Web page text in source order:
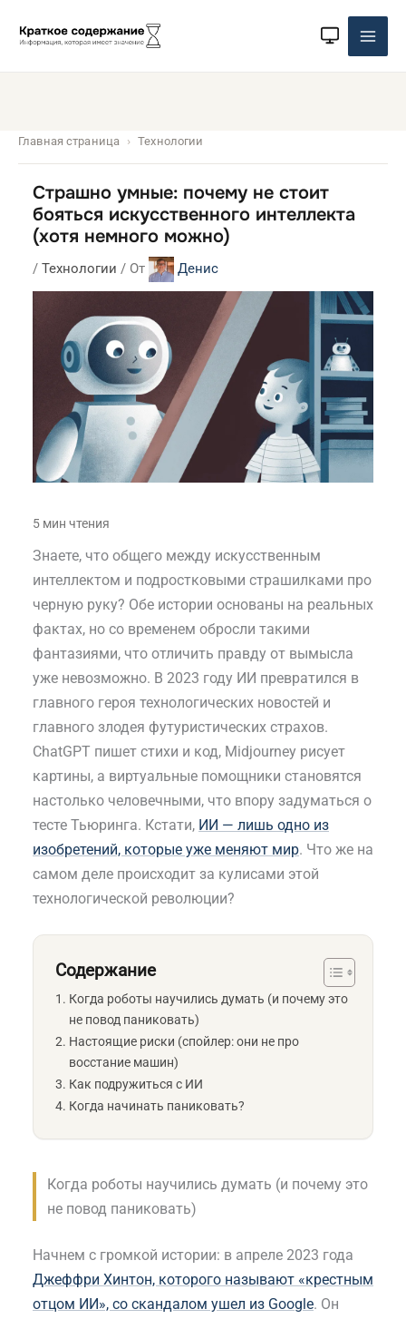
Главная страница Технологии
Страшно умные: почему не стоит
бояться искусственного интеллекта
(хотя немного можно)
/ Технологии / От Денис
Знаете, что общего между искусственным
интеллектом и подростковыми страшилками про
черную руку? Обе истории основаны на реальных
фактах, но со временем обросли такими
фантазиями, что отличить правду от вымысла
уже невозможно. В 2023 году ИИ превратился в
главного героя технологических новостей и
главного злодея футуристических страхов.
ChatGPT пишет стихи и код, Midjourney рисует
картины, а виртуальные помощники становятся
настолько человечными, что впору задуматься о
тесте Тьюринга. Кстати, ИИ — лишь одно из
изобретений, которые уже меняют мир. Что же на
самом деле происходит за кулисами этой
технологической революции?
Содержание
Когда роботы научились думать (и почему это
не повод паниковать)
Настоящие риски (спойлер: они не про
восстание машин)
Как подружиться с ИИ
Когда начинать паниковать?
Когда роботы научились думать (и почему это
не повод паниковать)
Начнем с громкой истории: в апреле 2023 года
Джеффри Хинтон, которого называют «крестным
отцом ИИ», со скандалом ушел из Google. Он